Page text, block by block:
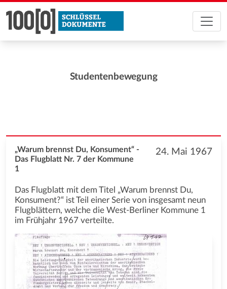
Studentenbewegung
24. Mai 1967
„Warum brennst Du, Konsument“ -
Das Flugblatt Nr. 7 der Kommune
1
Das Flugblatt mit dem Titel „Warum brennst Du,
Konsument?“ ist Teil einer Serie von insgesamt neun
Flugblättern, welche die West-Berliner Kommune 1
im Frühjahr 1967 verteilte.